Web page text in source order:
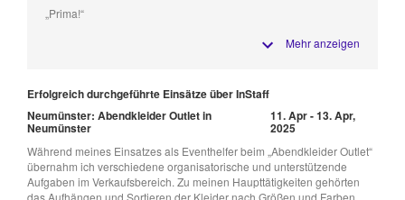
„Prima!“
Mehr anzeigen
Erfolgreich durchgeführte Einsätze über InStaff
Neumünster: Abendkleider Outlet in
Neumünster
11. Apr - 13. Apr,
2025
Während meines Einsatzes als Eventhelfer beim „Abendkleider Outlet“
übernahm ich verschiedene organisatorische und unterstützende
Aufgaben im Verkaufsbereich. Zu meinen Haupttätigkeiten gehörten
das Aufhängen und Sortieren der Kleider nach Größen und Farben